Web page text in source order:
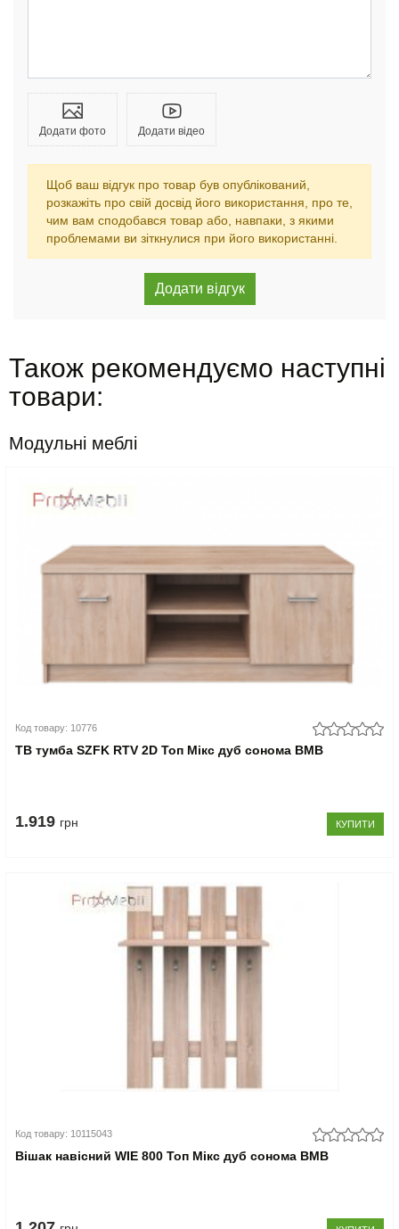
Додати фото Додати відео
Щоб ваш відгук про товар був опублікований,
розкажіть про свій досвід його використання, про те,
чим вам сподобався товар або, навпаки, з якими
проблемами ви зіткнулися при його використанні.
Також рекомендуємо наступні
товари:
Модульні меблі
Код товару: 10776
ТВ тумба SZFK RTV 2D Топ Мікс дуб сонома ВМВ
1.919 грн КУПИТИ
Код товару: 10115043
Вішак навісний WIE 800 Топ Мікс дуб сонома ВМВ